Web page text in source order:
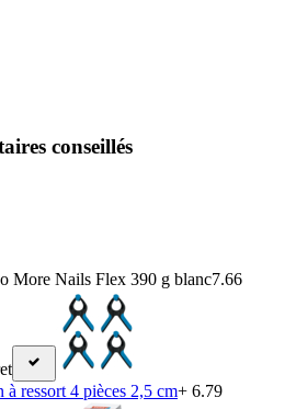
conseillés
More Nails Flex 390 g blanc7.66
à ressort 4 pièces 2,5 cm+ 6.79